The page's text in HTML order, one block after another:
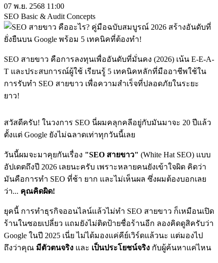
07 พ.ย. 2568 11:00
SEO Basic & Audit Concepts
SEO สายขาว คือการลงทุนเพื่ออันดับที่มั่นคง (2026) เน้น E-E-A-
T และประสบการณ์ผู้ใช้ เรียนรู้ 5 เทคนิคหลักที่มืออาชีพใช้ใน
การรับทำ SEO สายขาว เพื่อความสำเร็จที่ปลอดภัยในระยะ
ยาว!
สวัสดีครับ! ในวงการ SEO นี่ผมคลุกคลีอยู่กับมันมาจะ 20 ปีแล้ว
ตั้งแต่ Google ยังไม่ฉลาดเท่าทุกวันนี้เลย
วันนี้ผมจะมาคุยกันเรื่อง "SEO สายขาว" (White Hat SEO) แบบ
อัปเดตถึงปี 2026 เลยนะครับ เพราะหลายคนยังเข้าใจผิด คิดว่า
มันคือการทำ SEO ที่ช้า ยาก และไม่เห็นผล ซึ่งผมต้องบอกเลย
ว่า... คุณคิดผิด!
ยุคนี้ การทำธุรกิจออนไลน์แล้วไม่ทำ SEO สายขาว ก็เหมือนเปิด
ร้านในซอยเปลี่ยว แถมยังไม่ติดป้ายชื่อร้านอีก ลองคิดดูสิครับว่า
Google ในปี 2025 เนี่ย ไม่ได้มองแค่คีย์เวิร์ดแล้วนะ แต่มองไป
ถึงว่าคุณ มีตัวตนจริง และ เป็นประโยชน์จริง กับผู้ค้นหาแค่ไหน